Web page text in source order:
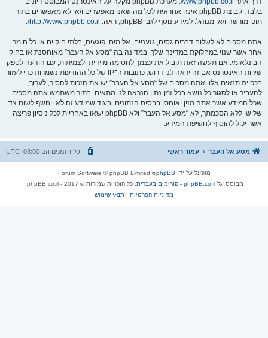
בלבד, קבוצת phpBB אינה אחראית לכל מה שאנו מאפשרים ו/או לא מאפשרים בתור
תוכן מורשה ו/או מנוהל. למידע נוסף לגבי phpBB, ראה:
http://www.phpbb.co.il/
.
אתה מסכים לא לשלוח דברים גסים, גזעניים, אלימים, פוגעים, בלתי חוקיים או כל חומר
אחר אשר שנוי במחלוקת במדינה שלך, במדינה בה “מסע אל העבר” מאוחסנת או בחוק
הבינלאומי. אם תעשה זאת תוביל את עצמך לחסימה מיידית ולצמיתות, עם הודעה לספק
שירות האינטרנט אם זה יראה לנו דרוש. כתובות ה־IP של כל ההודעות נשמרות כדי לעזור
בכפיית תנאים אלו. אתה מסכים של “מסע אל העבר” יש את הזכות להסיר, לערוך,
להעביר או לסגור כל נושא בכל זמן נתון הנראה לנו מתאים. בתור משתמש אתה מסכים
שכל המידע אשר אתה מזין יאוחסן בבסיס הנתונים. בעוד שמידע זה לא ייחשף לשום צד
שלישי ללא הסכמתך, לא “מסע אל העבר” ולא phpBB ישאו באחריות לכל ניסיון פריצה
אשר יכול להוסיף לחשיפת המידע.
מסע אל העבר עמוד ראשי כל הזמנים הם UTC+03:00
מופעל על ידי phpBB
® Forum Software © phpBB Limited
מבוסס עלphpBB.co.il - פורומים בעברית
. כל הזכויות שמורות © 2017 - phpBB.co.il.
מדיניות הפרטיות | תנאי שימוש